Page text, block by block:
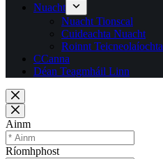
Nuacht
Nuacht Tionscal
Cuideachta Nuacht
Roinnt Teicneolaíochta
CCanna
Déan Teagmháil Linn
Ainm
Ríomhphost